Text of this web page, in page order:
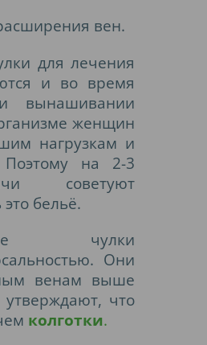
вен.
для лечения
и во время
вынашивании
женщин
нагрузкам и
Поэтому на 2-3
советуют
бельё.
чулки
Они
венам выше
что
колготки.